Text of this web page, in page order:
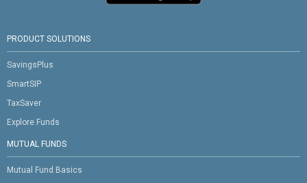
PRODUCT SOLUTIONS
SavingsPlus
SmartSIP
TaxSaver
Explore Funds
MUTUAL FUNDS
Mutual Fund Basics